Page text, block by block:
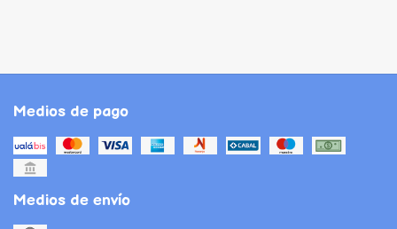
Medios de pago
Medios de envío